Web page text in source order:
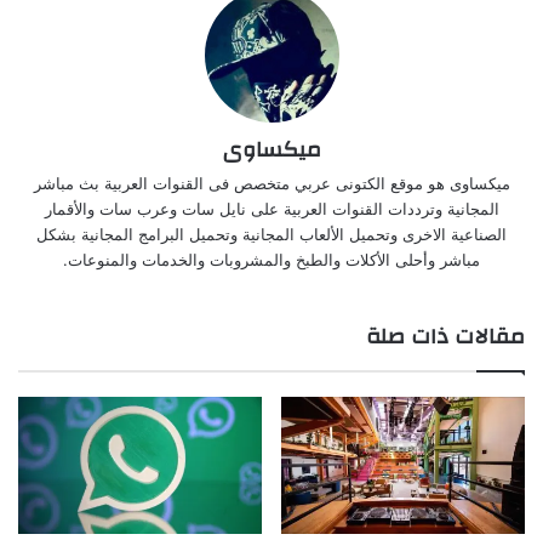
ميكساوى
ميكساوى هو موقع الكتونى عربي متخصص فى القنوات العربية بث مباشر
المجانية وترددات القنوات العربية على نايل سات وعرب سات والأقمار
الصناعية الاخرى وتحميل الألعاب المجانية وتحميل البرامج المجانية بشكل
مباشر وأحلى الأكلات والطبخ والمشروبات والخدمات والمنوعات.
مقالات ذات صلة